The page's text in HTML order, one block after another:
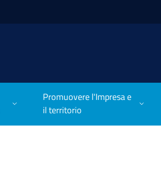
Promuovere l'Impresa e
il territorio